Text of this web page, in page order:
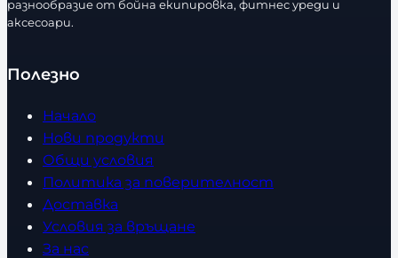
разнообразие от бойна екипировка, фитнес уреди и
аксесоари.
Полезно
Начало
Нови продукти
Общи условия
Политика за поверителност
Доставка
Условия за връщане
За нас